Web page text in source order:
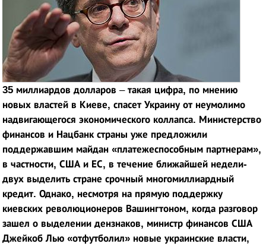
35 миллиардов долларов –такая цифра, по мнению
новых властей в Киеве, спасет Украину от неумолимо
надвигающегося экономического коллапса. Министерство
финансов и Нацбанк страны уже предложили
поддержавшим майдан «платежеспособным партнерам»,
в частности, США и ЕС, в течение ближайшей недели-
двух выделить стране срочный многомиллиардный
кредит. Однако, несмотря на прямую поддержку
киевских революционеров Вашингтоном, когда разговор
зашел о выделении дензнаков, министр финансов США
Джейкоб Лью «отфутболил» новые украинские власти,